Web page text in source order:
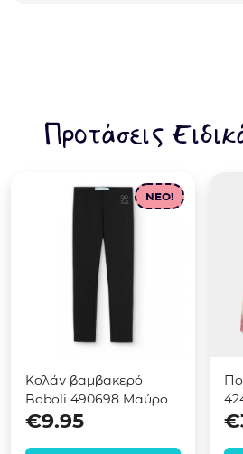
Προτάσεις
NEO!
Κολάν βαμβακερό
Boboli 490698 Μαύρο
€9.95 €